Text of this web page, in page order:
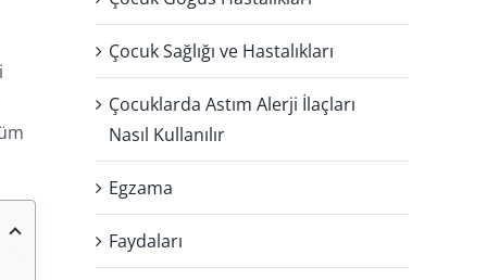
Çocuk Sağlığı ve Hastalıkları
Çocuklarda Astım Alerji İlaçları
Nasıl Kullanılır
Egzama
Faydaları